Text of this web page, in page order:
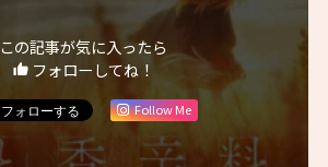
この記事が気に入ったら
フォローしてね！
Follow Me